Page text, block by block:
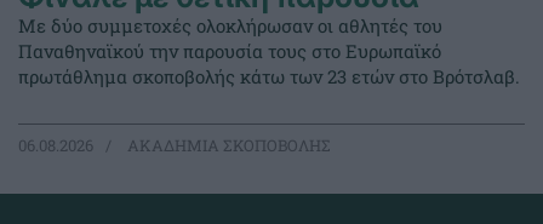
Με δύο συμμετοχές ολοκλήρωσαν οι αθλητές του
Παναθηναϊκού την παρουσία τους στο Ευρωπαϊκό
πρωτάθλημα σκοποβολής κάτω των 23 ετών στο Βρότσλαβ.
06.08.2026 ΑΚΑΔΗΜΙΑ ΣΚΟΠΟΒΟΛΗΣ